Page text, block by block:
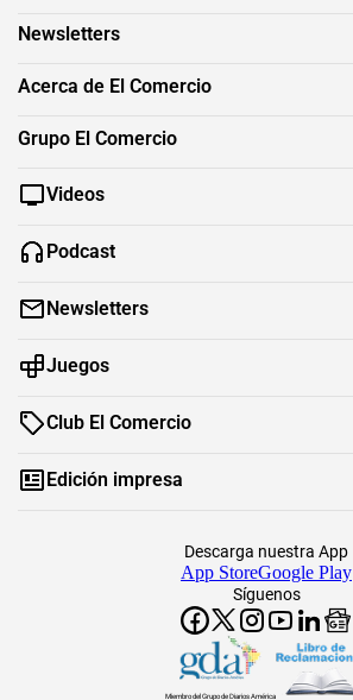
Newsletters
Acerca de El Comercio
Grupo El Comercio
Videos
Podcast
Newsletters
Juegos
Club El Comercio
Edición impresa
Síguenos
Descarga nuestra App
App StoreGoogle Play
Miembro del Grupo de Diarios América